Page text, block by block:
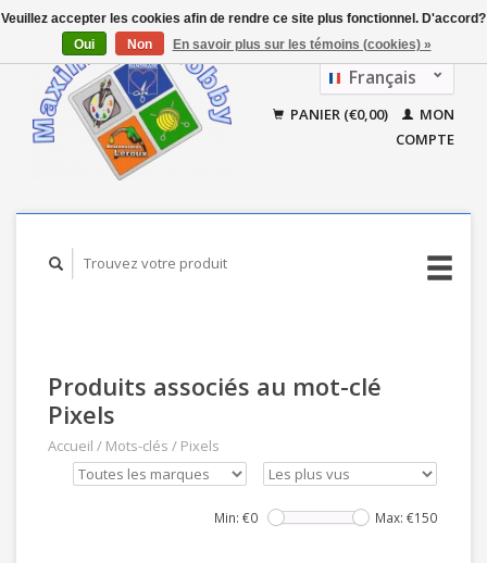
Français
Nederlands
PANIER (€0,00)
MON
COMPTE
Produits associés au mot-clé
Pixels
Accueil / Mots-clés / Pixels
Min: €0 Max: €150
Veuillez accepter les cookies afin de rendre ce site plus fonctionnel. D'accord?
Oui
Non En savoir plus sur les témoins (cookies) »